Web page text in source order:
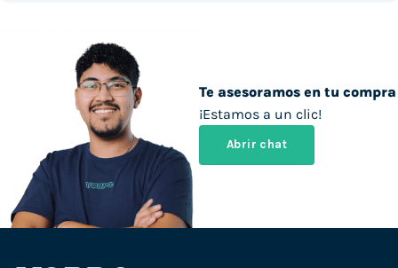
Te asesoramos en tu compra
¡Estamos a un clic!
Abrir chat